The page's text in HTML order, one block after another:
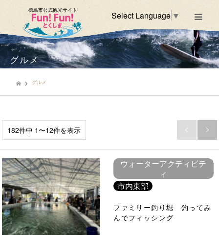
徳島市公式観光サイト Select Language ▼
グルメ
グルメ
182件中 1〜12件を表示  
ウォーターアクティビテ
ィ
市内東部
ファミリー釣り堀 釣ってみ
んでフィッシング